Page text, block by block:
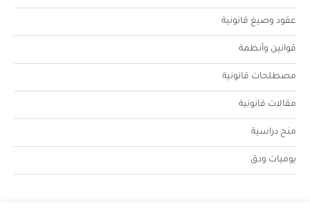
عقود وصيغ قانونية
قوانين وأنظمة
مصطلحات قانونية
مقالات قانونية
منح دراسية
يوميات ودق